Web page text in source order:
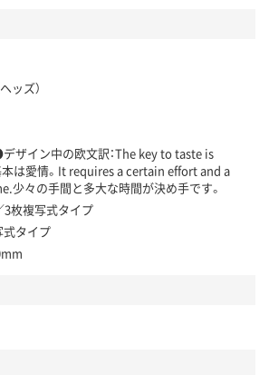
ッズ）
ザイン中の欧文訳：The key to taste is
は愛情。It requires a certain effort and a
少々の手間と多大な時間が決め手です。
3枚複写式タイプ
式タイプ